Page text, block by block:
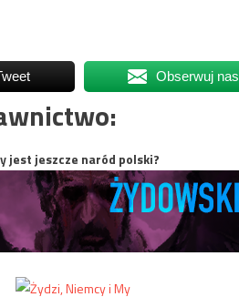
Obserwuj nas
jest jeszcze naród polski?